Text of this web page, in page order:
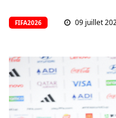
FIFA2026 09 juillet